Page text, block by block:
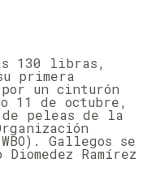
130 libras,
primera
un cinturón
11 de octubre,
peleas de la
Gallegos se
Ramírez